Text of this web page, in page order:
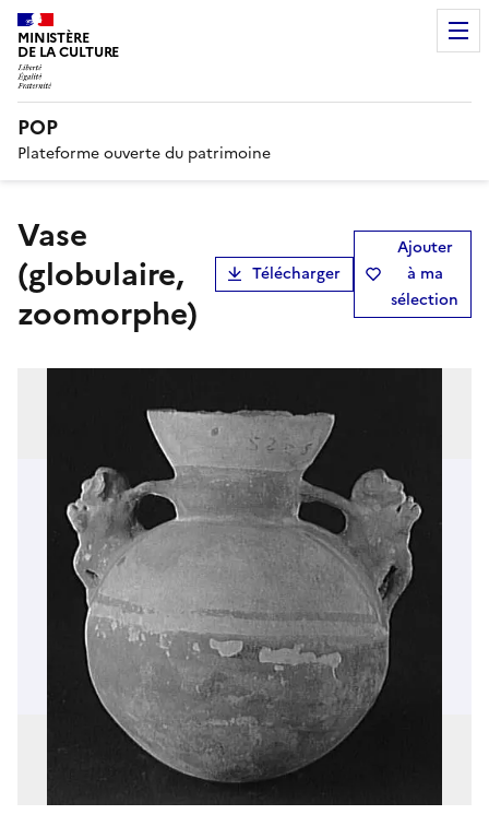
MINISTÈRE
DE LA CULTURE
POP
Plateforme ouverte du patrimoine
vase
(globulaire,
zoomorphe)
Télécharger
Ajouter
à ma
sélection